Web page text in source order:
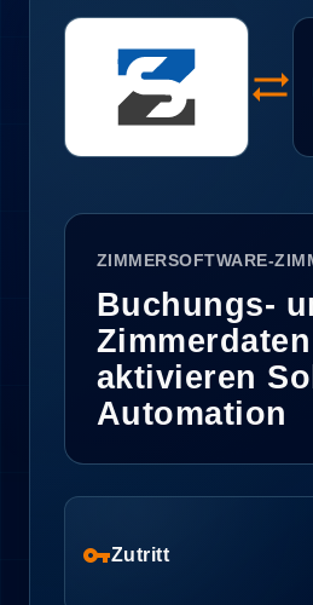
sync_alt
ZIMMERSOFTWARE-
Buchungs-
Zimmerdaten
aktivieren
Automation
vpn_keyZutritt